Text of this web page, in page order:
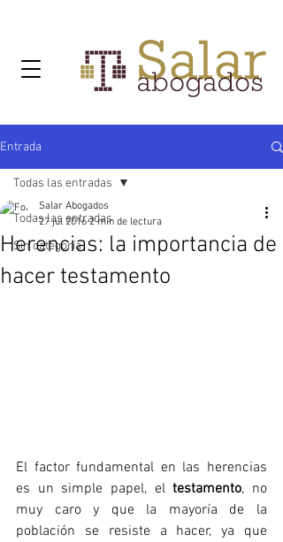
Entrada
Todas las entradas
Sin categoría
Todas las entradas
Herencias: la importancia de
hacer testamento
Salar Abogados
27 jul 2016 2 min de lectura
El factor fundamental en las herencias
es un simple papel, el testamento, no
muy caro y que la mayoría de la
población se resiste a hacer, ya que